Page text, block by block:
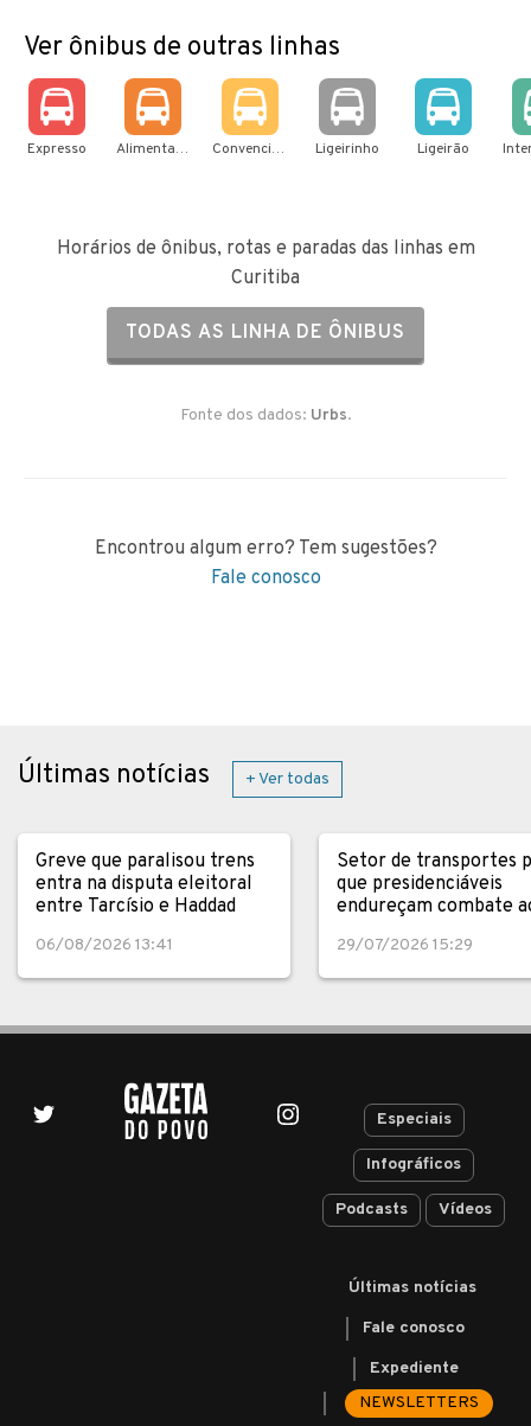
Ver ônibus de outras linhas
Expresso Alimentador Convencional Ligeirinho Ligeirão
Horários de ônibus, rotas e paradas das linhas em
Curitiba
TODAS AS LINHA DE ÔNIBUS
Fonte dos dados: Urbs.
Encontrou algum erro? Tem sugestões?
Fale conosco
Últimas notícias + Ver todas
Greve que paralisou trens
entra na disputa eleitoral
entre Tarcísio e Haddad
06/08/2026 13:41
Setor de transportes
que presidenciáveis
endureçam combate
29/07/2026 15:29
Especiais
Infográficos
Podcasts Vídeos
Últimas notícias
Fale conosco
Expediente
NEWSLETTERS